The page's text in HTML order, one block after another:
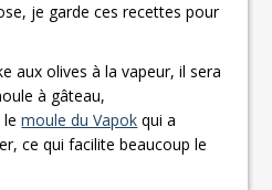
je garde ces recettes pour
aux olives à la vapeur, il sera
à gâteau,
lemoule du Vapok qui a
ce qui facilite beaucoup le